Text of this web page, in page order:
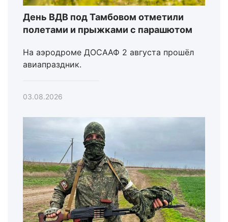
День ВДВ под Тамбовом отметили
полетами и прыжками с парашютом
На аэродроме ДОСААФ 2 августа прошёл
авиапраздник.
03.08.2026